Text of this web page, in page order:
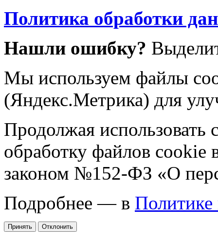
Политика обработки
Нашли ошибку?
Мы используем файлы
(Яндекс.Метрика) для
Продолжая использовать
обработку файлов cookie
законом №152-ФЗ «О
Подробнее — в Политике
Принять Отклонить